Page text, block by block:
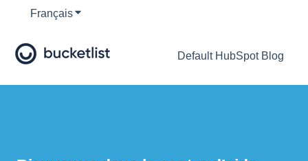
FrançaisAfficher le sous-menu pour les traductions
Default HubSpot Blog